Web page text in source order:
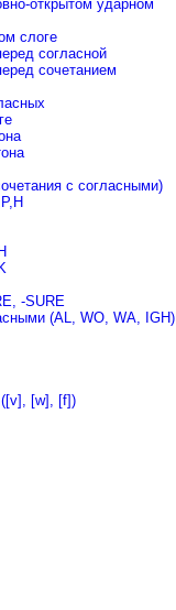
открытом ударном
слоге
согласной
сочетанием
с согласными)
-SURE
(AL, WO, WA, IGH)
[w], [f])